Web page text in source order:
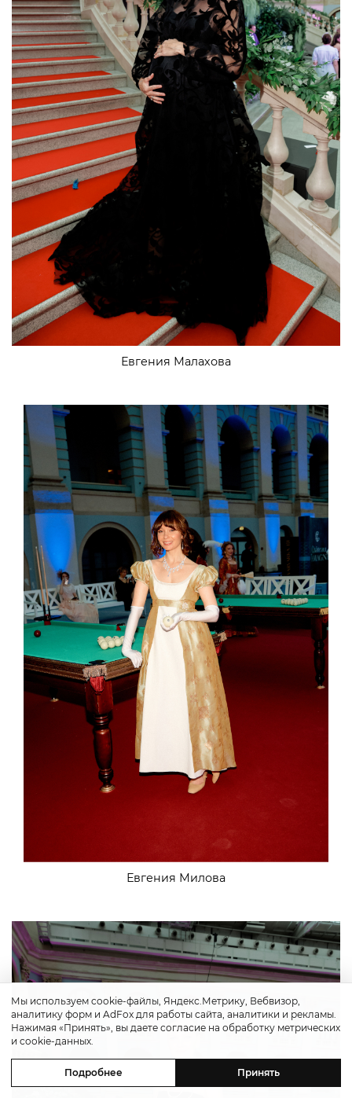
Евгения Малахова
Евгения Милова
Мы используем cookie-файлы, Яндекс.Метрику, Вебвизор,
аналитику форм и AdFox для работы сайта, аналитики и рекламы.
Нажимая «Принять», вы даете согласие на обработку метрических
и cookie-данных.
Подробнее Принять